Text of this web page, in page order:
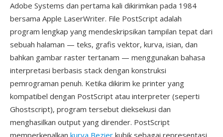
Adobe Systems dan pertama kali dikirimkan pada 1984
bersama Apple LaserWriter. File PostScript adalah
program lengkap yang mendeskripsikan tampilan tepat dari
sebuah halaman — teks, grafis vektor, kurva, isian, dan
bahkan gambar raster tertanam — menggunakan bahasa
interpretasi berbasis stack dengan konstruksi
pemrograman penuh. Ketika dikirim ke printer yang
kompatibel dengan PostScript atau interpreter (seperti
Ghostscript), program tersebut dieksekusi dan
menghasilkan output yang dirender. PostScript
memperkenalkan kurva Bezier kubik sebagai representasi